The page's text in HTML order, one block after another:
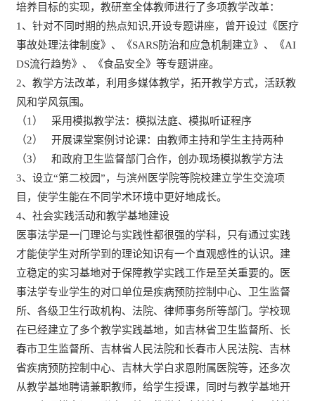
培养目标的实现，教研室全体教师进行了多项教学改革：
1、针对不同时期的热点知识,开设专题讲座，曾开设过《医疗
事故处理法律制度》、《SARS防治和应急机制建立》、《AI
DS流行趋势》、《食品安全》等专题讲座。
2、教学方法改革，利用多媒体教学，拓开教学方式，活跃教
风和学风氛围。
（1） 采用模拟教学法：模拟法庭、模拟听证程序
（2） 开展课堂案例讨论课：由教师主持和学生主持两种
（3） 和政府卫生监督部门合作，创办现场模拟教学方法
3、设立“第二校园”，与滨州医学院等院校建立学生交流项
目，使学生能在不同学术环境中更好地成长。
4、社会实践活动和教学基地建设
医事法学是一门理论与实践性都很强的学科，只有通过实践
才能使学生对所学到的理论知识有一个直观感性的认识。建
立稳定的实习基地对于保障教学实践工作是至关重要的。医
事法学专业学生的对口单位是疾病预防控制中心、卫生监督
所、各级卫生行政机构、法院、律师事务所等部门。学校现
在已经建立了多个教学实践基地，如吉林省卫生监督所、长
春市卫生监督所、吉林省人民法院和长春市人民法院、吉林
省疾病预防控制中心、吉林大学白求恩附属医院等，还多次
从教学基地聘请兼职教师，给学生授课，同时与教学基地开